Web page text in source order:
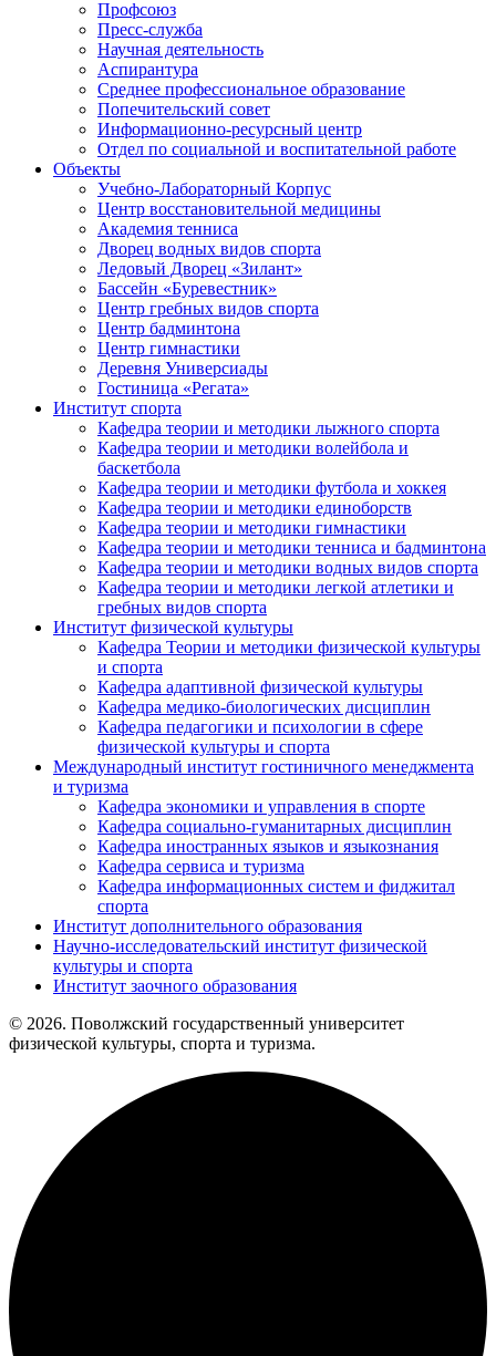
Профсоюз
Пресс-служба
Научная деятельность
Аспирантура
Среднее профессиональное образование
Попечительский совет
Информационно-ресурсный центр
Отдел по социальной и воспитательной работе
Объекты
Учебно-Лабораторный Корпус
Центр восстановительной медицины
Академия тенниса
Дворец водных видов спорта
Ледовый Дворец «Зилант»
Бассейн «Буревестник»
Центр гребных видов спорта
Центр бадминтона
Центр гимнастики
Деревня Универсиады
Гостиница «Регата»
Институт спорта
Кафедра теории и методики лыжного спорта
Кафедра теории и методики волейбола и
баскетбола
Кафедра теории и методики футбола и хоккея
Кафедра теории и методики единоборств
Кафедра теории и методики гимнастики
Кафедра теории и методики тенниса и бадминтона
Кафедра теории и методики водных видов спорта
Кафедра теории и методики легкой атлетики и
гребных видов спорта
Институт физической культуры
Кафедра Теории и методики физической культуры
и спорта
Кафедра адаптивной физической культуры
Кафедра медико-биологических дисциплин
Кафедра педагогики и психологии в сфере
физической культуры и спорта
Международный институт гостиничного менеджмента
и туризма
Кафедра экономики и управления в спорте
Кафедра социально-гуманитарных дисциплин
Кафедра иностранных языков и языкознания
Кафедра сервиса и туризма
Кафедра информационных систем и фиджитал
спорта
Институт дополнительного образования
Научно-исследовательский институт физической
культуры и спорта
Институт заочного образования
© 2026. Поволжский государственный университет
физической культуры, спорта и туризма.